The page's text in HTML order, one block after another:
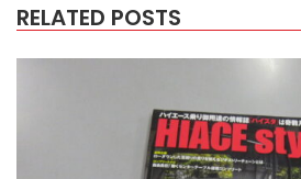
RELATED POSTS